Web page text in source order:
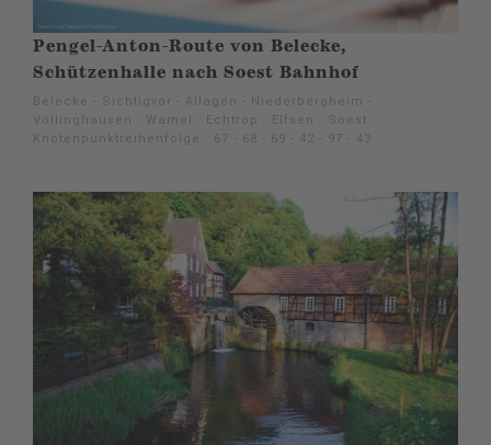
Pengel-Anton-Route von Belecke,
Schützenhalle nach Soest Bahnhof
Belecke - Sichtigvor - Allagen - Niederbergheim -
Völlinghausen - Wamel - Echtrop - Elfsen - Soest
Knotenpunktreihenfolge : 67 - 68 - 69 - 42 - 97 - 43